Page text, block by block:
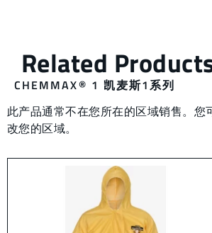
CHEMMAX® 1 凯麦斯1系列
此产品通常不在您所在的区域销售。您
改您的区域。